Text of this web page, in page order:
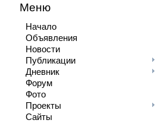
Меню
Начало
Объявления
Новости
Публикации
Дневник
Форум
Фото
Проекты
Сайты